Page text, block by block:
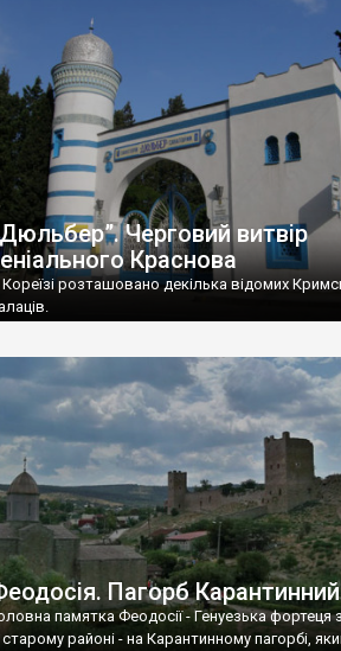
Черговий витвір
Краснова
Кореїзі розташовано декілька відомих
Пагорб Карантинний
памятка Феодосії - Генуезька фортеця
районі - на Карантинному пагорбі,